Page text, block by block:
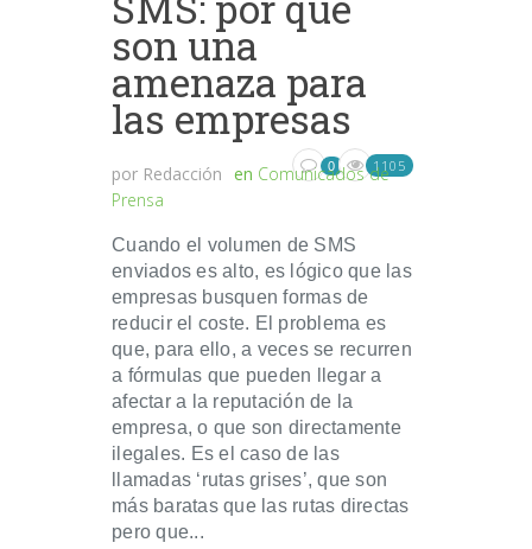
son una
amenaza para
las empresas
por Redacción en Comunicados de
Prensa
0 1105
Cuando el volumen de SMS
enviados es alto, es lógico que las
empresas busquen formas de
reducir el coste. El problema es
que, para ello, a veces se recurren
a fórmulas que pueden llegar a
afectar a la reputación de la
empresa, o que son directamente
ilegales. Es el caso de las
llamadas ‘rutas grises’, que son
más baratas que las rutas directas
pero que...